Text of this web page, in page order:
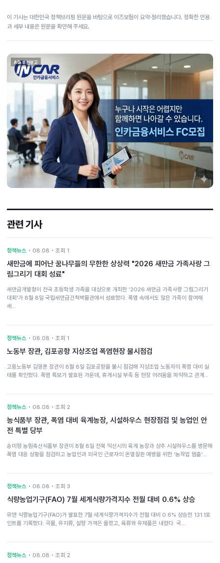
이 기사는 대한민국 정책브리핑 원문을 바탕으로 이즈보험이 요약·정리했습니다. 정확한 인용
과 세부 내용은 원문을 확인해 주세요.
AD 후원광고
관련 기사
정책뉴스 • 08.08 • 조회 1
새만금에 피어난 꿈나무들의 무한한 상상력 "2026 새만금 가족사랑 그
림그리기 대회 성료"
새만금개발청이 전국 초등학생 가족을 대상으로 개최한 '2026 새만금 가족사랑 그림그리기
대회'가 8월 8일 국립새만금간척박물관에서 성료했다. 폭염 속에서도 많은 가족이 참여해
새…
정책뉴스 • 08.08 • 조회 1
노동부 장관, 김포공항 지상조업 폭염현장 불시점검
고용노동부 김영훈 장관이 8월 8일 김포공항을 불시 점검해 지상조업 노동자의 폭염 대비 실
태를 확인했다. 폭염 특보가 발효된 가운데, 휴게시설 부족 등 현장 어려움을 파악하고 관계…
정책뉴스 • 08.08 • 조회 2
농식품부 장관, 폭염 대비 육계농장, 시설하우스 현장점검 및 농업인 안
전 특별 당부
송미령 농림축산식품부 장관이 8월 8일 전북 익산시의 육계 농장과 상추 시설하우스를 방문해
폭염 대응 상황을 점검하고 농업인과 외국인 근로자의 온열질환 예방을 위한 '농작업 멈춤'…
정책뉴스 • 08.08 • 조회 3
식량농업기구(FAO) 7월 세계식량가격지수 전월 대비 0.6% 상승
유엔 식량농업기구(FAO)가 발표한 7월 세계식량가격지수가 전월 대비 0.6% 상승한 131.1포
인트를 기록했다. 곡물, 유지류, 설탕 가격은 올랐고, 육류와 유제품은 내렸다. 국…
정책뉴스 • 08.08 • 조회 2